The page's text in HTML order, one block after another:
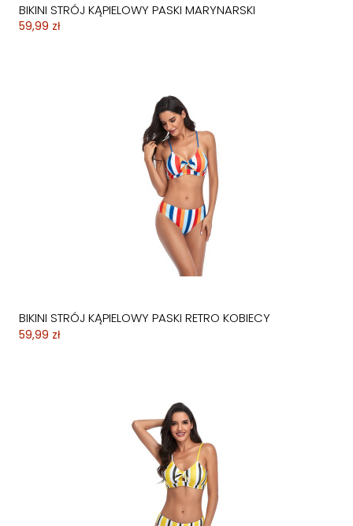
BIKINI STRÓJ KĄPIELOWY PASKI MARYNARSKI
59,99 zł
BIKINI STRÓJ KĄPIELOWY PASKI RETRO KOBIECY
59,99 zł